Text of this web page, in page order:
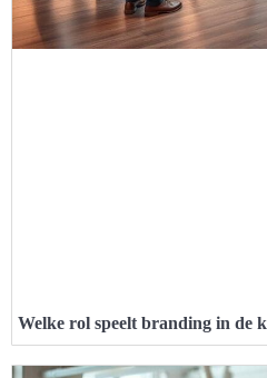
Welke rol speelt branding in de